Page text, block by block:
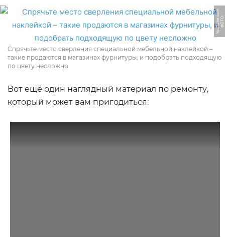
Ф
О
Т
О:
Y
o
u
T
u
b
e.
c
o
m
Спрячьте место сверления специальной мебельной наклейкой –
такие продаются в магазинах фурнитуры, и подобрать подходящую
по цвету несложно
Вот ещё один наглядный материал по ремонту,
который может вам пригодиться: